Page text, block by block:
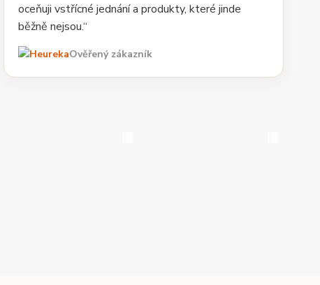
oceňuji vstřícné jednání a produkty, které jinde
běžně nejsou.“
Ověřený zákazník